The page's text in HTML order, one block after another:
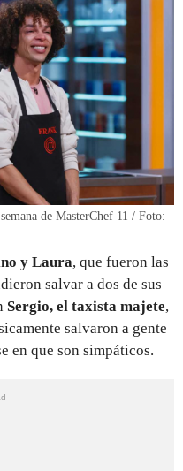
de MasterChef 11 / Foto:
y Laura, que fueron las
salvar a dos de sus
Sergio, el taxista majete,
salvaron a gente
en que son simpáticos.